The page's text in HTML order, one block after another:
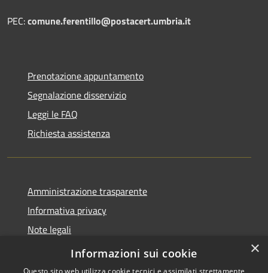
PEC:comune.ferentillo@postacert.umbria.it
Prenotazione appuntamento
Segnalazione disservizio
Leggi le FAQ
Richiesta assistenza
Amministrazione trasparente
Informativa privacy
Note legali
Dichiarazione di accessibilità
×
Informazioni sui cookie
Questo sito web utilizza cookie tecnici e assimilati strettamente